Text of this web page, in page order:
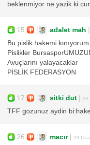
beklenmiyor ne yazik ki
15 adalet mah |
Bu pislik hakemi kınıyorum.
Pislikler
Avuçlarını yalayacaklar
PİSLİK FEDERASYON
17 sitki dut | 29
TFF gozunuz aydin
26 macır| 29